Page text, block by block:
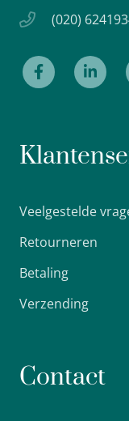
(020)
Veelgestelde
Retourneren
Betaling
Verzending
Contact